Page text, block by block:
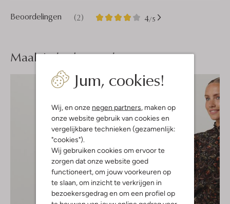
Jum, cookies!
Wij, en onze negen partners , maken op
onze website gebruik van cookies en
vergelijkbare technieken (gezamenlijk:
"cookies").
Wij gebruiken cookies om ervoor te
zorgen dat onze website goed
functioneert, om jouw voorkeuren op
te slaan, om inzicht te verkrijgen in
bezoekersgedrag en om een profiel op
Beoordelingen (2) 4/5
2
4
Maak jelook compleet